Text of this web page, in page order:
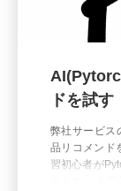
ドを試す
弊社サービス
品リコメンド
習初心者が